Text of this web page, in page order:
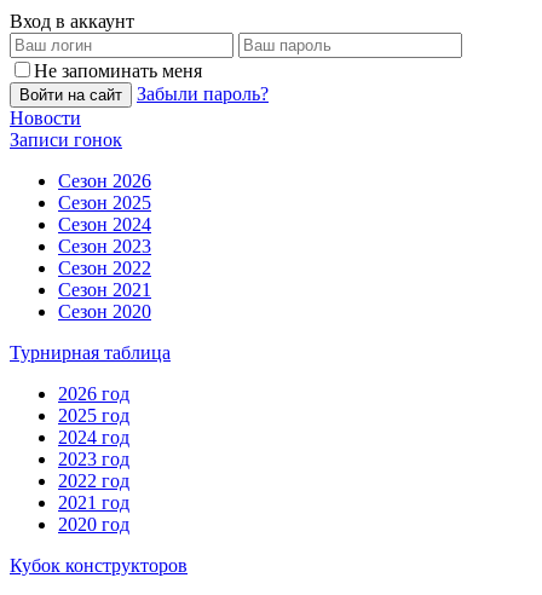
Вход в аккаунт
Не запоминать меня
Войти на сайт
Забыли пароль?
Новости
Записи гонок
Сезон 2026
Сезон 2025
Сезон 2024
Сезон 2023
Сезон 2022
Сезон 2021
Сезон 2020
Турнирная таблица
2026 год
2025 год
2024 год
2023 год
2022 год
2021 год
2020 год
Кубок конструкторов